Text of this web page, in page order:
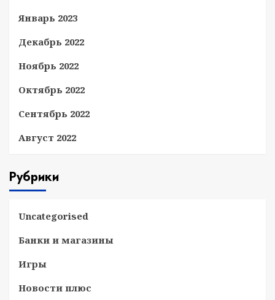
Январь 2023
Декабрь 2022
Ноябрь 2022
Октябрь 2022
Сентябрь 2022
Август 2022
Рубрики
Uncategorised
Банки и магазины
Игры
Новости плюс